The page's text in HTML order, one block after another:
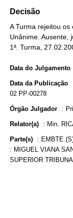
Decisão
A Turma rejeitou
Unânime. Ausente,
1ª. Turma,
Data do Julgamento
Data da Publicação
02 PP-00278
Órgão Julgador :
Relator(a) : Min.
Parte(s) :
: MIGUEL VIANA
SUPERIOR